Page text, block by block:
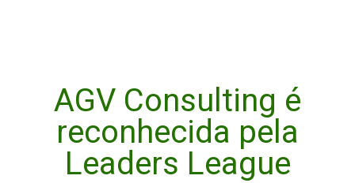
AGV Consulting é
reconhecida pela
Leaders League